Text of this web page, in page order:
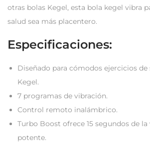
otras bolas Kegel, esta bola kegel vibra
salud sea más placentero.
Especificaciones:
Diseñado para cómodos ejercicios
Kegel.
7 programas de vibración.
Control remoto inalámbrico.
Turbo Boost ofrece 15 segundos de
potente.